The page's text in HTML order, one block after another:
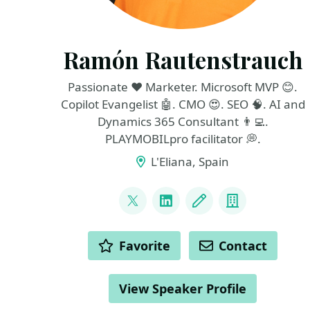
Ramón Rautenstrauch
Passionate ❤ Marketer. Microsoft MVP 😊.
Copilot Evangelist 🤖. CMO 😍. SEO 🧠. AI and
Dynamics 365 Consultant 👨‍💻.
PLAYMOBILpro facilitator 💭.
L'Eliana, Spain
@RamonRauten
LinkedInBlog Company
ACTIONS Favorite Contact
View Speaker Profile